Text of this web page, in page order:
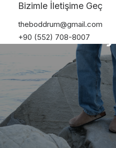
Bizimle İletişime Geç
theboddrum@gmail.com
+90 (552) 708-8007
Tarz
Sırrı: